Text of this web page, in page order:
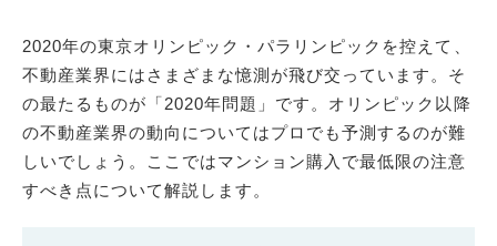
2020年の東京オリンピック・パラリンピックを控えて、
不動産業界にはさまざまな憶測が飛び交っています。そ
の最たるものが「2020年問題」です。オリンピック以降
の不動産業界の動向についてはプロでも予測するのが難
しいでしょう。ここではマンション購入で最低限の注意
すべき点について解説します。